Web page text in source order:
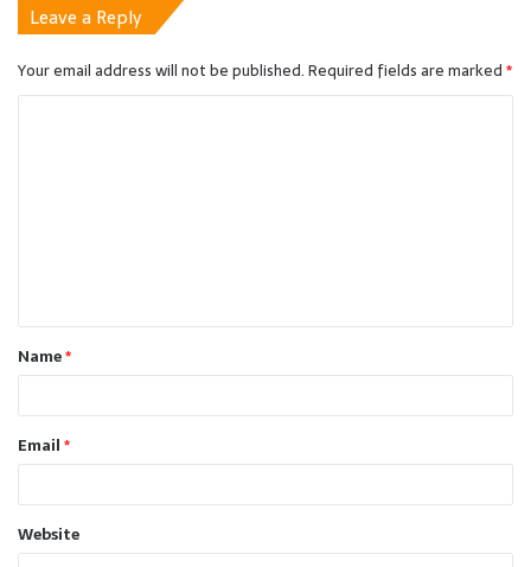
Leave a Reply
Your email address will not be published.Required fields are marked*
t
*Name*
Email*
Website